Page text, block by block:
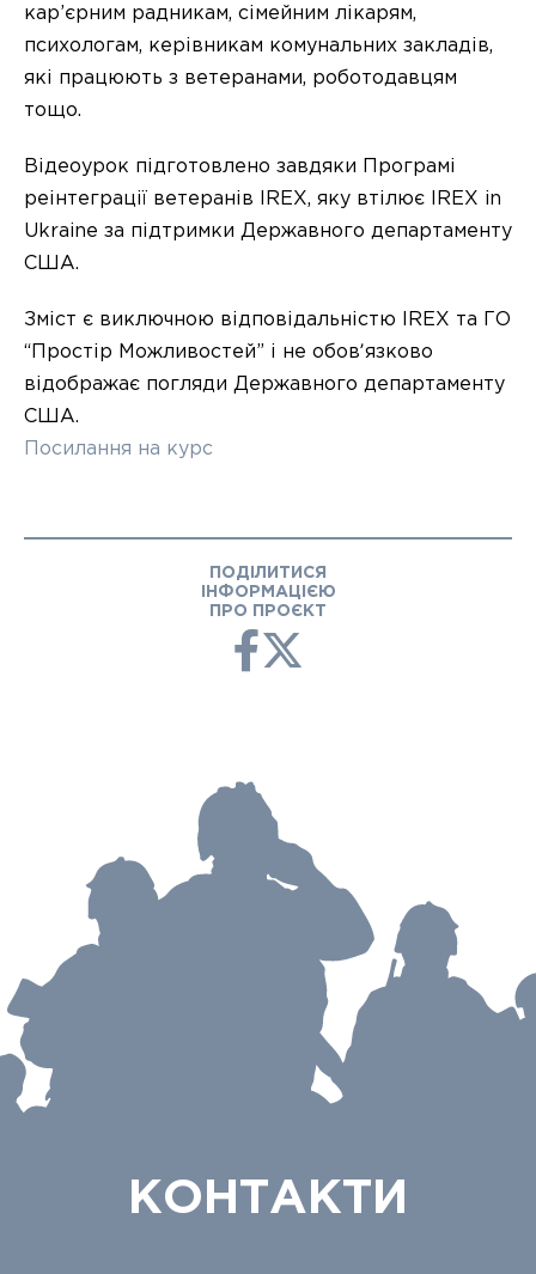
кар’єрним радникам, сімейним лікарям,
психологам, керівникам комунальних закладів,
які працюють з ветеранами, роботодавцям
тощо.
Відеоурок підготовлено завдяки Програмі
реінтеграції ветеранів IREX, яку втілює IREX in
Ukraine за підтримки Державного департаменту
США.
Зміст є виключною відповідальністю IREX та ГО
“Простір Можливостей” і не обовʼязково
відображає погляди Державного департаменту
США.
Посилання на курс
ПОДІЛИТИСЯ
ІНФОРМАЦІЄЮ
ПРО ПРОЄКТ
КОНТАКТИ